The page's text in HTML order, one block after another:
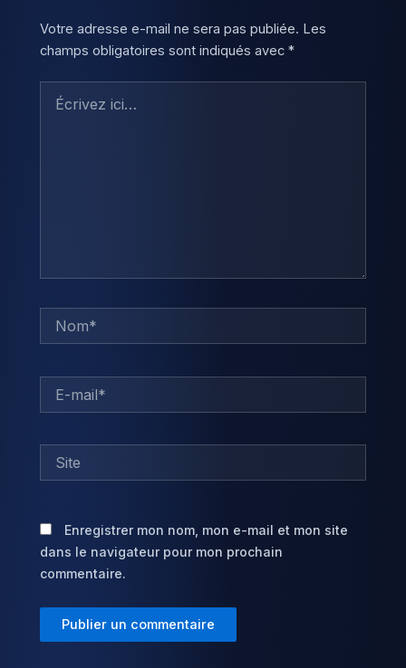
Votre adresse e-mail ne sera pas publiée. Les
champs obligatoires sont indiqués avec*
ici…
mail*
Enregistrer mon nom, mon e-mail et mon site
dans le navigateur pour mon prochain
commentaire.